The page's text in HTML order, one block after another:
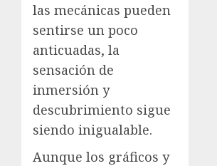
las mecánicas pueden
sentirse un poco
anticuadas, la
sensación de
inmersión y
descubrimiento sigue
siendo inigualable.
Aunque los gráficos y